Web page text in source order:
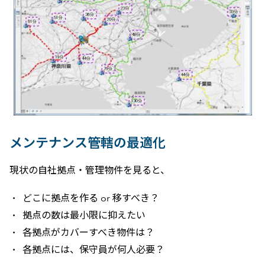
メンテナンス管轄の最適化
現状の自社拠点・管理物件を見ると、
どこに拠点を作る or 移すべき？
拠点の数は最小限に抑えたい
各拠点がカバーすべき物件は？
各拠点には、保守員が何人必要？